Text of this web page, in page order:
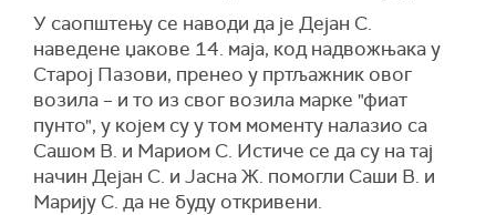
У саопштењу се наводи да је Дејан С.
наведене џакове 14. маја, код надвожњака у
Старој Пазови, пренео у пртљажник овог
возила – и то из свог возила марке "фиат
пунто", у којем су у том моменту налазио са
Сашом В. и Мариом С. Истиче се да су на тај
начин Дејан С. и Јасна Ж. помогли Саши В. и
Марију С. да не буду откривени.